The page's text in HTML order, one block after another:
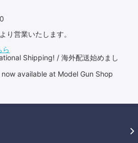
り営業いたします。
ら
Shipping! / 海外配送始めまし
available at Model Gun Shop